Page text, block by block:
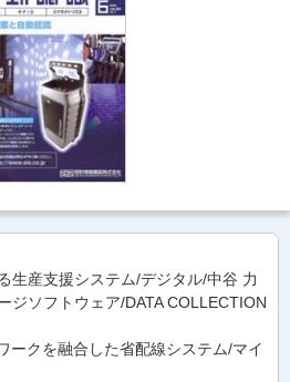
生産支援システム/デジタル/中谷 力
ジソフトウェア/DATA COLLECTION
ークを融合した省配線システム/マイ